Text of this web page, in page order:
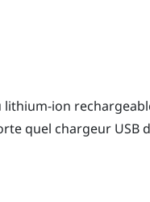
ion
quel chargeur USB